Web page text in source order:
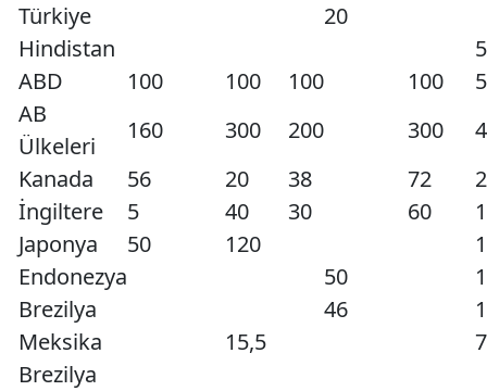
Türkiye
20
Hindistan
ABD
100 100 100 100
AB
Ülkeleri
160 300 200 300
Kanada
56 20 38 72
İngiltere
5 40 30 60
Japonya
50 120
Endonezya
50
Brezilya
46
Meksika
15,5
Brezilya